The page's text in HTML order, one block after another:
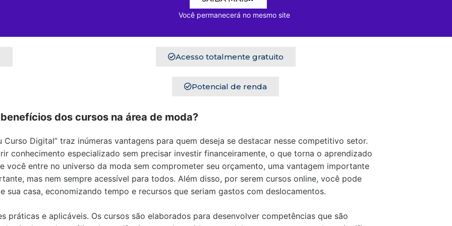
Você permanecerá no mesmo site
Acesso totalmente gratuito
Potencial de renda
dos cursos na área de moda?
Digital” traz inúmeras vantagens para quem deseja se destacar nesse competitivo setor.
conhecimento especializado sem precisar investir financeiramente, o que torna o aprendizado
você entre no universo da moda sem comprometer seu orçamento, uma vantagem importante
mas nem sempre acessível para todos. Além disso, por serem cursos online, você pode
casa, economizando tempo e recursos que seriam gastos com deslocamentos.
e aplicáveis. Os cursos são elaborados para desenvolver competências que são